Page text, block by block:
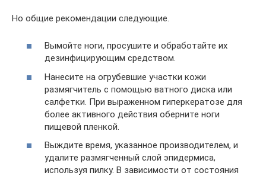
Но общие рекомендации следующие.
Вымойте ноги, просушите и обработайте их
дезинфицирующим средством.
Нанесите на огрубевшие участки кожи
размягчитель с помощью ватного диска или
салфетки. При выраженном гиперкератозе для
более активного действия оберните ноги
пищевой пленкой.
Выждите время, указанное производителем, и
удалите размягченный слой эпидермиса,
используя пилку. В зависимости от состояния